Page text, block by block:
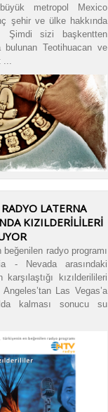
metropol Mexico
şehir ve ülke hakkında
Şimdi sizi başkentten
Teotihuacan ve
...
LATERNA
KIZILDERİLİLERİ
radyo programı
- Nevada arasındaki
kızılderilileri
Las Vegas’a
kalması sonucu su